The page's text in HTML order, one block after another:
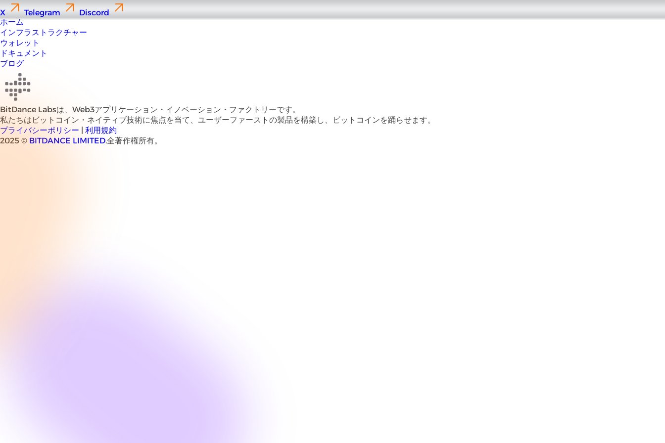
X Telegram
Discord
ホーム
インフラストラクチャー
ウォレット
ドキュメント
ブログ
BitDance Labsは、Web3アプリケーション・イノベーション・ファクトリーです。
私たちはビットコイン・ネイティブ技術に焦点を当て、ユーザーファーストの製品を構築し、ビットコインを踊らせます。
プライバシーポリシー
利用規約
2025 © BITDANCE LIMITED.全著作権所有。